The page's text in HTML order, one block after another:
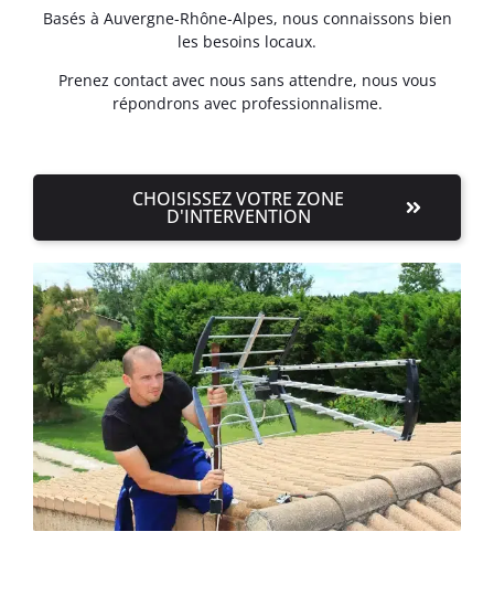
Basés à Auvergne-Rhône-Alpes, nous connaissons bien
les besoins locaux.
Prenez contact avec nous sans attendre, nous vous
répondrons avec professionnalisme.
CHOISISSEZ VOTRE ZONE
D'INTERVENTION